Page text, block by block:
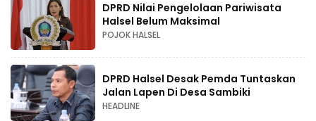
DPRD Nilai Pengelolaan Pariwisata
Halsel Belum Maksimal
POJOK HALSEL
DPRD Halsel Desak Pemda Tuntaskan
Jalan Lapen Di Desa Sambiki
HEADLINE